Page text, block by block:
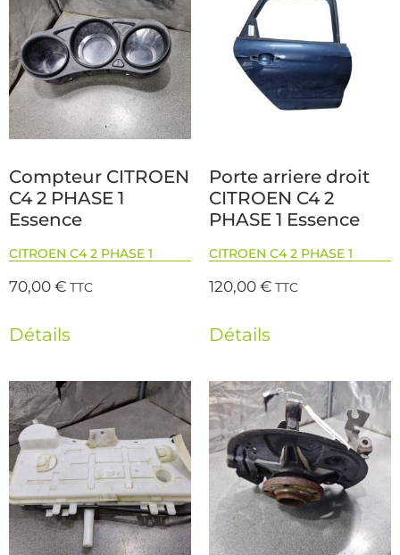
Compteur CITROEN
C4 2 PHASE 1
Essence
CITROEN C4 2 PHASE 1
70,00€ TTC
Détails
Porte arriere droit
CITROEN C4 2
PHASE 1 Essence
CITROEN C4 2 PHASE 1
120,00€ TTC
Détails